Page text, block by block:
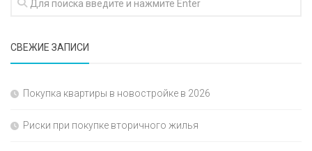
СВЕЖИЕ ЗАПИСИ
Покупка квартиры в новостройке в 2026
Риски при покупке вторичного жилья